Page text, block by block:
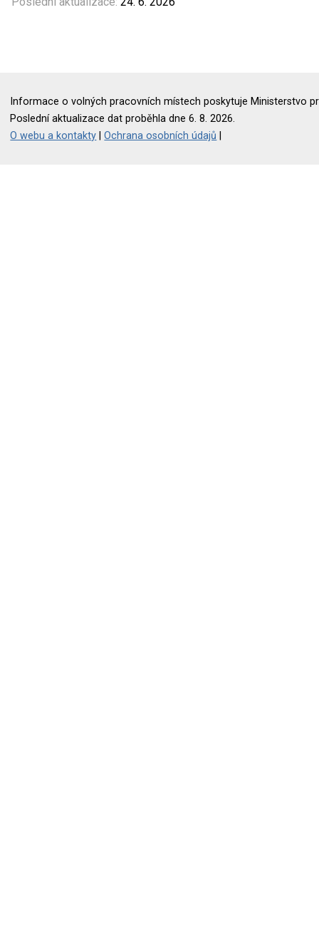
Informace o volných pracovních místech poskytuje Ministerstvo
Poslední aktualizace dat proběhla dne 6. 8. 2026.
O webu a kontakty |Ochrana osobních údajů